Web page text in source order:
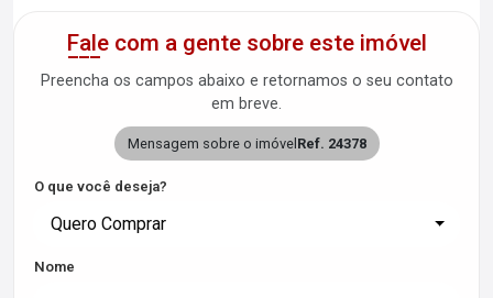
Fale com a gente sobre este imóvel
Preencha os campos abaixo e retornamos o seu contato
em breve.
Mensagem sobre o imóvel Ref. 24378
O que você deseja?
Quero Comprar
Nome